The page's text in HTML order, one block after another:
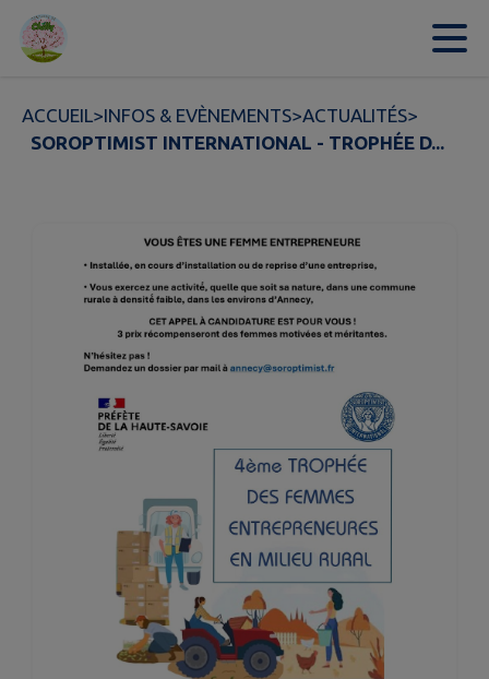
Contenu
ACCUEIL>INFOS & EVÈNEMENTS>ACTUALITÉS>
SOROPTIMIST INTERNATIONAL - TROPHÉE D...